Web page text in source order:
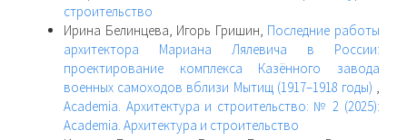
строительство
Ирина Белинцева, Игорь Гришин, Последние работы
архитектора Мариана Лялевича в России:
проектирование комплекса Казённого завода
военных самоходов вблизи Мытищ (1917–1918 годы) ,
Academia. Архитектура и строительство: № 2 (2025):
Academia. Архитектура и строительство